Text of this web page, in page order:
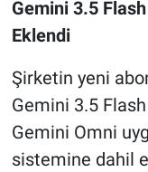
Gemini 3.5
Eklendi
Şirketin yeni
Gemini 3.5
Gemini Omni
sistemine dahil